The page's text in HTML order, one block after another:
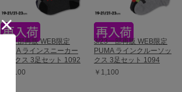
4/3一部再販 WEB限定
PUMA ラインスニーカー
ソックス 3足セット 1092
￥1,100
3/23一部再販 WEB限定
PUMA ラインクルーソッ
クス 3足セット 1094
￥1,100